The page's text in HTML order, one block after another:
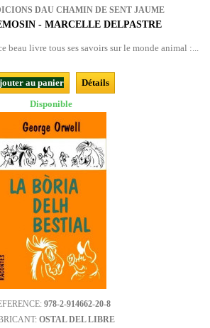
DAU CHAMIN DE SENT JAUME
- MARCELLE DELPASTRE
beau livre tous ses savoirs sur le monde animal :...
au panier
Détails
Disponible
978-2-914662-20-8
OSTAL DEL LIBRE